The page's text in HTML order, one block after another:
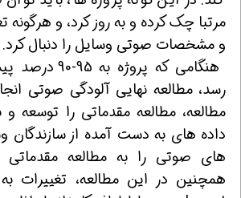
مرتبا چک کرده و به روز کرد، و هرگونه
و مشخصات صوتی وسایل را دنبال کرد.
هنگامی که
رسد، مطالعه نهایی آلودگی صوتی
مطالعه، مطالعه مقدماتی را توسعه
داده های به دست آمده از
های صوتی را به مطالعه
همچنین در این مطالعه، تغییرات